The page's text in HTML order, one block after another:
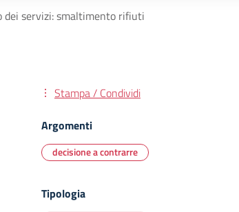
dei servizi: smaltimento rifiuti
Stampa / Condividi
Argomenti
decisione a contrarre
Tipologia